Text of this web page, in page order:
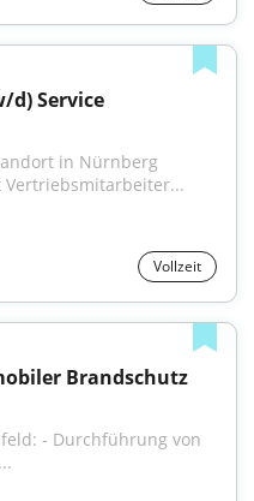
Service
in Nürnberg
Vollzeit
Brandschutz
- Durchführung von